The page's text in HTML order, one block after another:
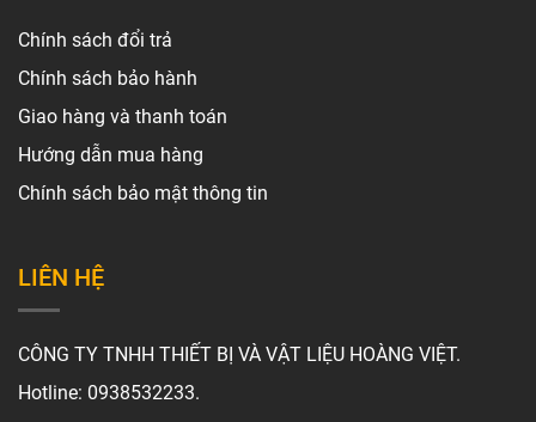
Chính sách đổi trả
Chính sách bảo hành
Giao hàng và thanh toán
Hướng dẫn mua hàng
Chính sách bảo mật thông tin
LIÊN HỆ
CÔNG TY TNHH THIẾT BỊ VÀ VẬT LIỆU HOÀNG VIỆT.
Hotline: 0938532233.